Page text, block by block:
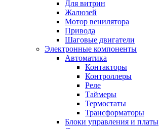
Для витрин
Жалюзей
Мотор венилятора
Привода
Шаговые двигатели
Электронные компоненты
Автоматика
Контакторы
Контроллеры
Реле
Таймеры
Термостаты
Трансформаторы
Блоки управления и платы